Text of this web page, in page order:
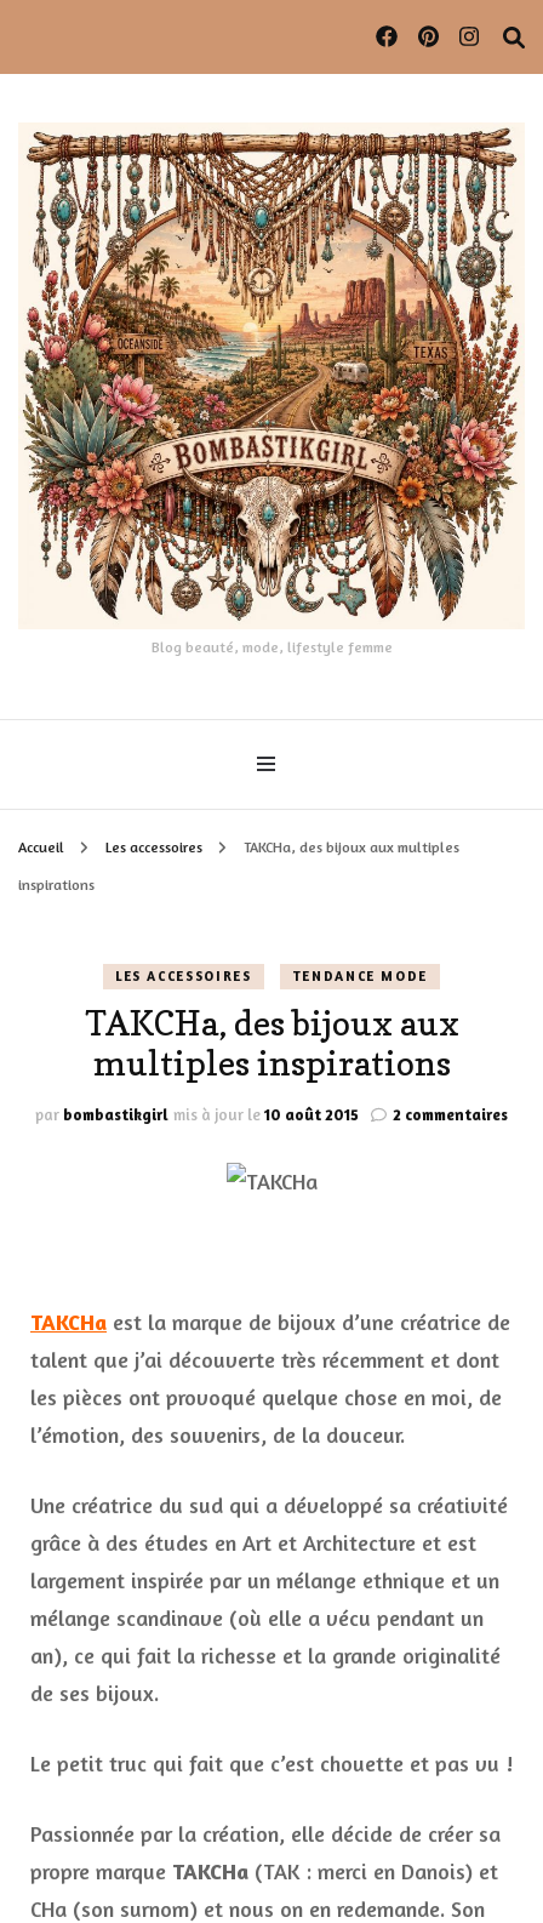
Blog beauté, mode, lifestyle femme
Accueil Les accessoires TAKCHa, des bijoux aux multiples
inspirations
LES ACCESSOIRES TENDANCE MODE
TAKCHa, des bijoux aux
multiples inspirations
par bombastikgirl mis à jour le10 août 2015 2 commentairessur
TAKCHa est la marque de bijoux d’une créatrice de
talent que j’ai découverte très récemment et dont
les pièces ont provoqué quelque chose en moi, de
l’émotion, des souvenirs, de la douceur.
Une créatrice du sud qui a développé sa créativité
grâce à des études en Art et Architecture et est
largement inspirée par un mélange ethnique et un
mélange scandinave (où elle a vécu pendant un
an), ce qui fait la richesse et la grande originalité
de ses bijoux.
Le petit truc qui fait que c’est chouette et pas vu !
Passionnée par la création, elle décide de créer sa
propre marque TAKCHa (TAK : merci en Danois) et
CHa (son surnom) et nous on en redemande. Son